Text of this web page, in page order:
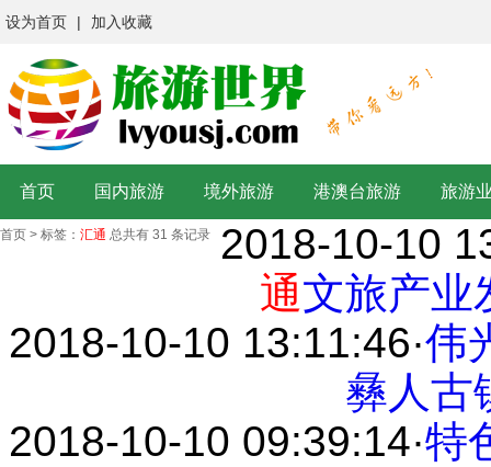
设为首页 | 加入收藏
首页 国内旅游 境外旅游 港澳台旅游 旅游
首页 > 标签： 汇通 总共有 31 条记录
2018-10-10
通文旅产业
2018-10-10 13:11:46·伟
彝人古
2018-10-10 09:39:14·特